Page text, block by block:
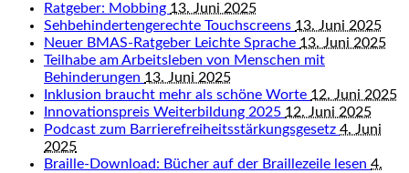
Ratgeber: Mobbing 13. Juni 2025
Sehbehindertengerechte Touchscreens 13. Juni 2025
Neuer BMAS-Ratgeber Leichte Sprache 13. Juni 2025
Teilhabe am Arbeitsleben von Menschen mit
Behinderungen 13. Juni 2025
Inklusion braucht mehr als schöne Worte 12. Juni 2025
Innovationspreis Weiterbildung 2025 12. Juni 2025
Podcast zum Barrierefreiheitsstärkungsgesetz 4. Juni
2025
Braille-Download: Bücher auf der Braillezeile lesen 4.